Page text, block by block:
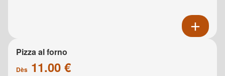
Pizza al forno
Dès 11.00 €